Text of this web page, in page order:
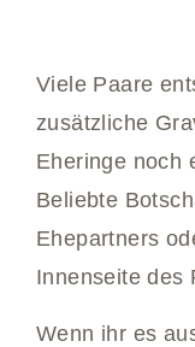
Viele Paare
zusätzliche
Eheringe noch
Beliebte
Ehepartners
Innenseite des
Wenn ihr es